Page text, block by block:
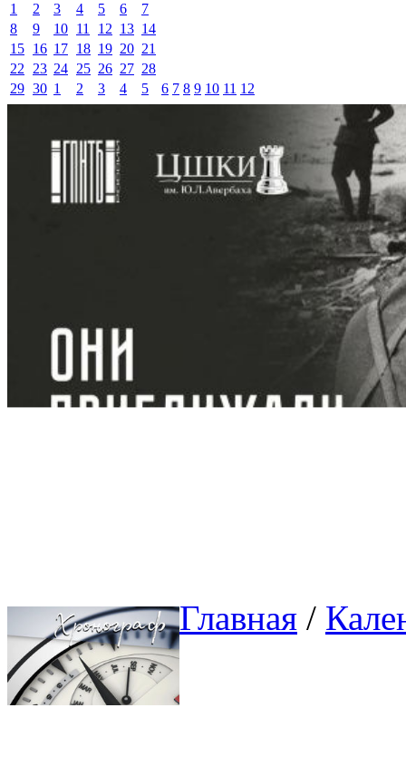
1
2 3 4 5 6
7
8
9 10 11 12 13 14
15 16 17 18 19 20 21
22
23 24 25 26 27 28
29 30 1 2 3 4 5 6 7 8 9 10 11 12
Главная /